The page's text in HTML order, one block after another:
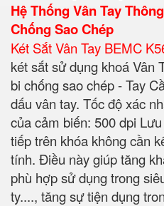
Hệ Thống Vân Tay
Chống Sao Chép
Két Sắt Vân Tay BEMC
két sắt sử dụng khoá Vân
bi chống sao chép - Tay
dấu vân tay. Tốc độ xác
của cảm biến: 500 dpi
tiếp trên khóa không cần
tính. Điều này giúp tăng
phù hợp sử dụng trong
ty...., tăng sự tiện dụng